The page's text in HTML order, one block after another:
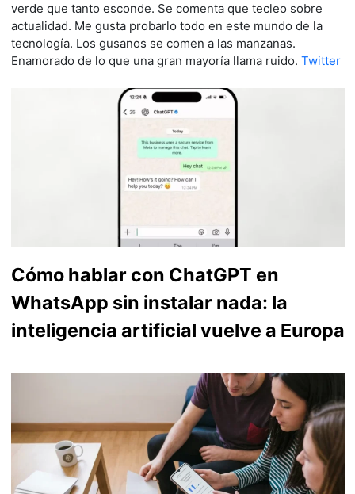
verde que tanto esconde. Se comenta que tecleo sobre
actualidad. Me gusta probarlo todo en este mundo de la
tecnología. Los gusanos se comen a las manzanas.
Enamorado de lo que una gran mayoría llama ruido. Twitter
Cómo hablar con ChatGPT en
WhatsApp sin instalar nada: la
inteligencia artificial vuelve a Europa